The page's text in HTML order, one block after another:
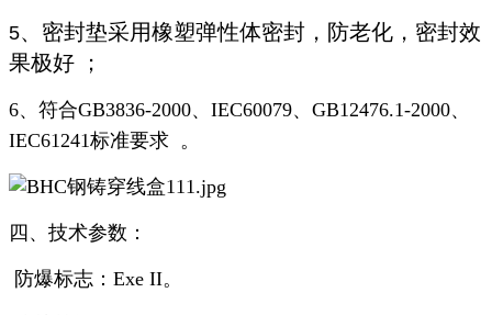
5、密封垫采用橡塑弹性体密封，防老化，密封效
果极好 ；
6、符合GB3836-2000、IEC60079、GB12476.1-2000、
IEC61241标准要求 。
四、技术参数：
防爆标志：Exe II。